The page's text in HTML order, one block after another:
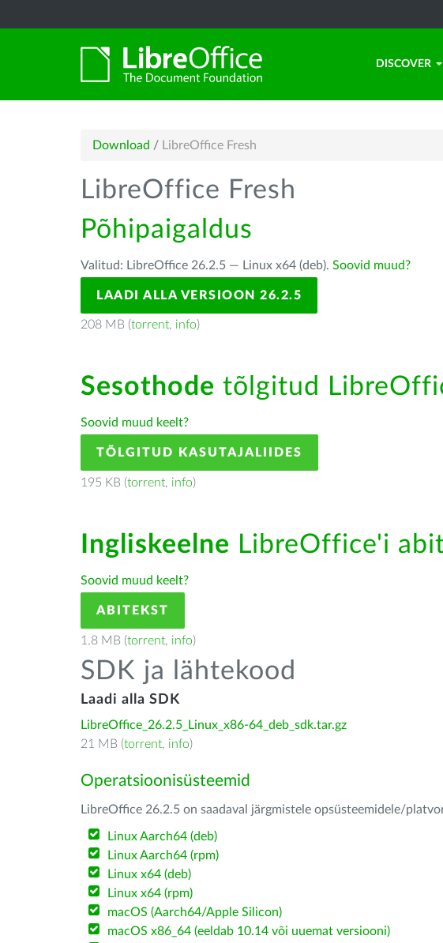
DISCOVER
Download / LibreOffice Fresh
LibreOffice Fresh
Põhipaigaldus
Valitud: LibreOffice 26.2.5 — Linux x64 (deb). Soovid muud?
LAADI ALLA VERSIOON 26.2.5
208 MB (torrent, info)
Sesothode tõlgitud
Soovid muud keelt?
TÕLGITUD KASUTAJALIIDES
195 KB (torrent, info)
Ingliskeelne LibreOffice'i
Soovid muud keelt?
ABITEKST
1.8 MB (torrent, info)
SDK ja lähtekood
Laadi alla SDK
LibreOffice_26.2.5_Linux_x86-64_deb_sdk.tar.gz
21 MB (torrent, info)
Operatsioonisüsteemid
LibreOffice 26.2.5 on saadaval järgmistele opsüsteemidele/
Linux Aarch64 (deb)
Linux Aarch64 (rpm)
Linux x64 (deb)
Linux x64 (rpm)
macOS (Aarch64/Apple Silicon)
macOS x86_64 (eeldab 10.14 või uuemat versiooni)